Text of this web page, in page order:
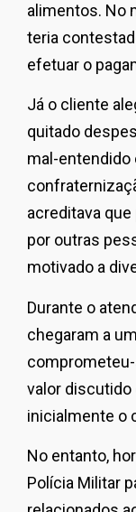
alimentos. No
teria
efetuar o
Já o cliente
quitado
mal-entendido
acreditava
por outras
motivado a
Durante o
chegaram a
valor discutido
inicialmente o
No entanto,
Polícia Militar